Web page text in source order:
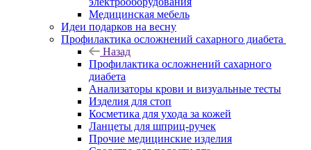
Медицинская мебель
Идеи подарков на весну
Профилактика осложнений сахарного диабета
Назад
Профилактика осложнений сахарного
диабета
Анализаторы крови и визуальные тесты
Изделия для стоп
Косметика для ухода за кожей
Ланцеты для шприц-ручек
Прочие медицинские изделия